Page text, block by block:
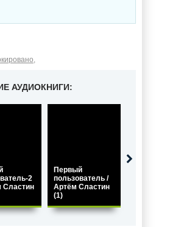
,
АУДИОКНИГИ:
2
Сластин
Первый
пользователь /
Артём Сластин
(1)